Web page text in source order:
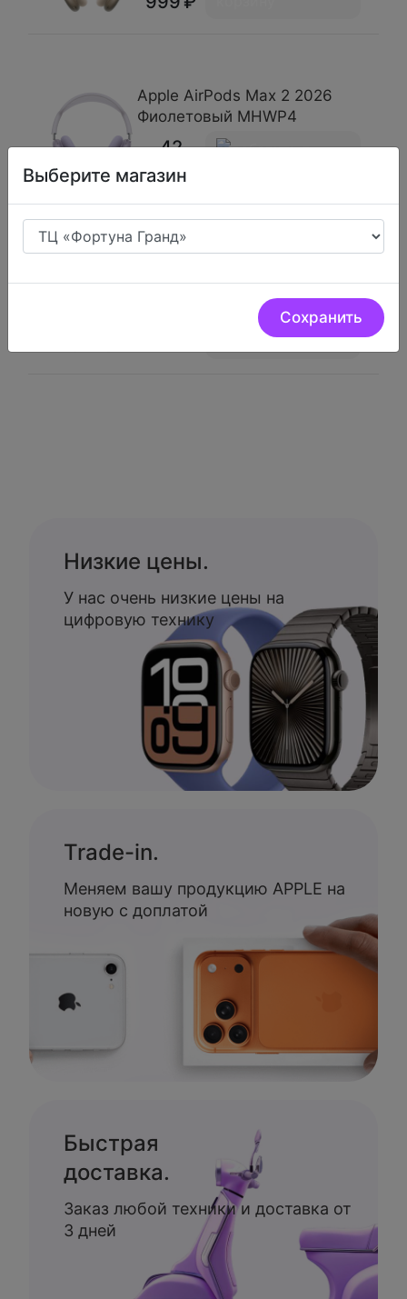
Выберите магазин
Сохранить
Apple AirPods Max 2 2026
Фиолетовый MHWP4
42
999
Оранжевый MHWN4
Низкие цены.
У нас очень низкие цены на
цифровую технику
Trade-in.
Меняем вашу продукцию APPLE на
новую с доплатой
Быстрая
доставка.
Заказ любой техники и доставка от
3 дней